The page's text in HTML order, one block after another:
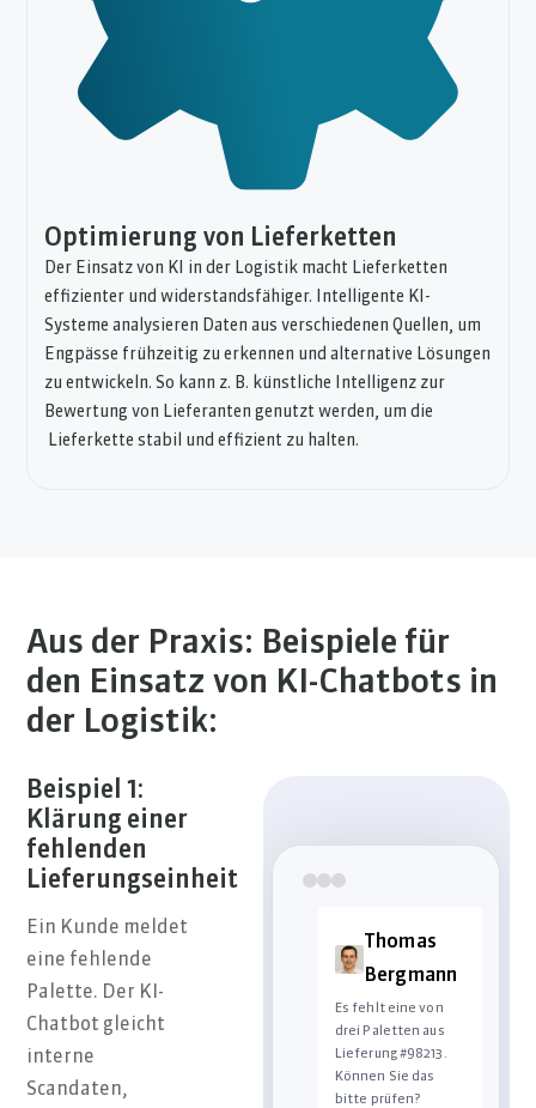
Optimierung von Lieferketten
Der Einsatz von KI in der Logistik macht Lieferketten
effizienter und widerstandsfähiger. Intelligente KI-
Systeme analysieren Daten aus verschiedenen Quellen, um
Engpässe frühzeitig zu erkennen und alternative Lösungen
zu entwickeln. So kann z. B. künstliche Intelligenz zur
Bewertung von Lieferanten genutzt werden, um die
Lieferkette stabil und effizient zu halten.
Aus der Praxis: Beispiele für
den Einsatz von KI-Chatbots in
der Logistik:
Beispiel 1:
Klärung einer
fehlenden
Lieferungseinheit
Ein Kunde meldet
eine fehlende
Palette. Der KI-
Chatbot gleicht
interne
Scandaten,
Thomas
Bergmann
Es fehlt eine von
drei Paletten aus
Lieferung #98213.
Können Sie das
bitte prüfen?